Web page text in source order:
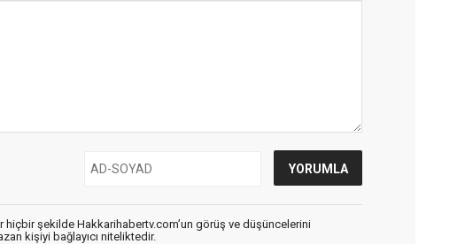
hiçbir şekilde Hakkarihabertv.com’un görüş ve düşüncelerini
kişiyi bağlayıcı niteliktedir.